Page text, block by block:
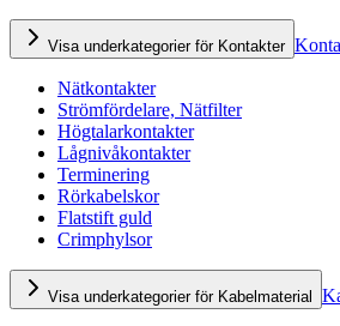
Visa underkategorier för Kontakter
Nätkontakter
Strömfördelare, Nätfilter
Högtalarkontakter
Lågnivåkontakter
Terminering
Rörkabelskor
Flatstift guld
Crimphylsor
Visa underkategorier för Kabelmaterial